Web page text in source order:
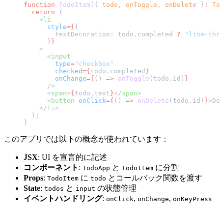
function TodoItem ({ todo , onToggle , onDelete } :
  return
(
    <
li
      style
={{
        textDecoration: todo.completed
? "line-
      }
}
    >
      <
input
        type
="checkbox"
        checked
={todo.completed }
        onChange
={ () => onToggle (todo.id) }
      />
      <
span>{todo.text}</span>
      <
button onClick={ () => onDelete (todo.id) }
    </
li >
  );
}
このアプリでは以下の概念が使われています：
JSX: UI を宣言的に記述
コンポーネント : TodoApp と TodoItem に分割
Props: TodoItem に todo とコールバック関数を渡す
State: todos と input の状態管理
イベントハンドリング: onClick, onChange, onKeyPress